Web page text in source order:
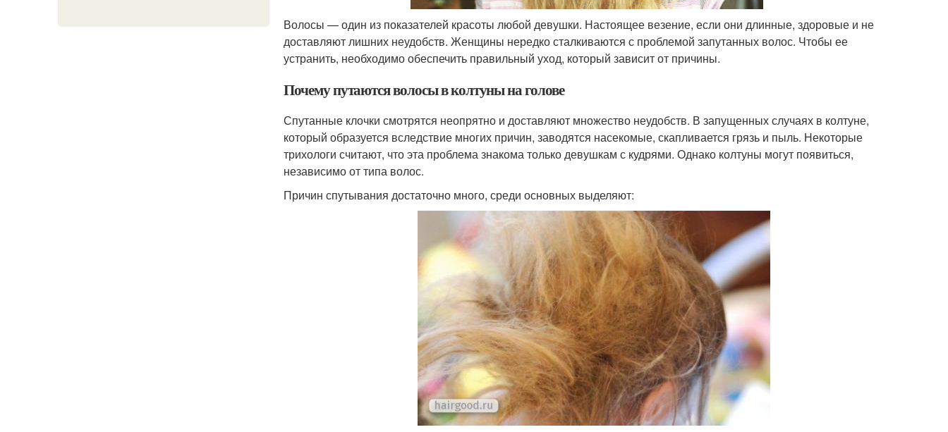
Волосы — один из показателей красоты любой девушки. Настоящее везение, если они длинные, здоровые и не
доставляют лишних неудобств. Женщины нередко сталкиваются с проблемой запутанных волос. Чтобы ее
устранить, необходимо обеспечить правильный уход, который зависит от причины.
Почему путаются волосы в колтуны на голове
Спутанные клочки смотрятся неопрятно и доставляют множество неудобств. В запущенных случаях в колтуне,
который образуется вследствие многих причин, заводятся насекомые, скапливается грязь и пыль. Некоторые
трихологи считают, что эта проблема знакома только девушкам с кудрями. Однако колтуны могут появиться,
независимо от типа волос.
Причин спутывания достаточно много, среди основных выделяют: